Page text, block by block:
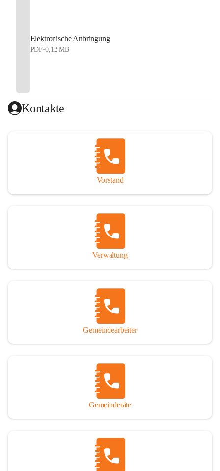
Elektronische Anbringung
PDF•0,12 MB
Kontakte
Vorstand
Verwaltung
Gemeindearbeiter
Gemeinderäte